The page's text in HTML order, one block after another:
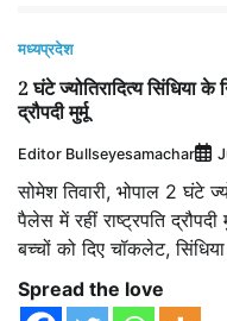
मध्यप्रदेश
2 घंटे ज्योतिरादित्य सिंधिया
द्रौपदी मुर्मू
Editor Bullseyesamachar
सोमेश तिवारी, भोपाल 2 घंटे
पैलेस में रहीं राष्ट्रपति
बच्चों को दिए चॉकलेट,
Spread the love